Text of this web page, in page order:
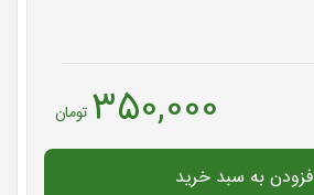
350,000 تومان
به سبد خرید